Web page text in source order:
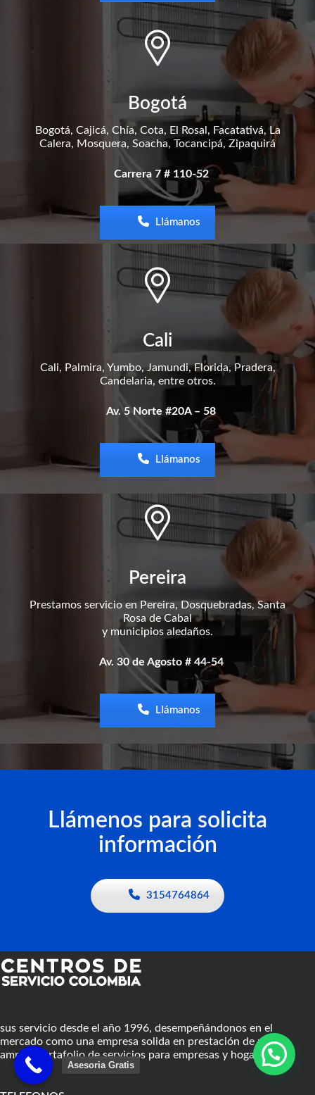
Bogotá
Bogotá, Cajicá, Chía, Cota, El Rosal, Facatativá, La
Calera, Mosquera, Soacha, Tocancipá, Zipaquirá
Carrera 7 # 110-52
Llámanos
Cali
Cali, Palmira, Yumbo, Jamundi, Florida, Pradera,
Candelaria, entre otros.
Av. 5 Norte #20A – 58
Llámanos
Pereira
Prestamos servicio en Pereira, Dosquebradas, Santa
Rosa de Cabal
y municipios aledaños.
Av. 30 de Agosto # 44-54
Llámanos
Llámenos para solicita
información
3154764864
sus servicio desde el año 1996, desempeñándonos en el
mercado como una empresa solida en prestación de un
amplio portafolio de servicios para empresas y hogares.
Asesoria Gratis